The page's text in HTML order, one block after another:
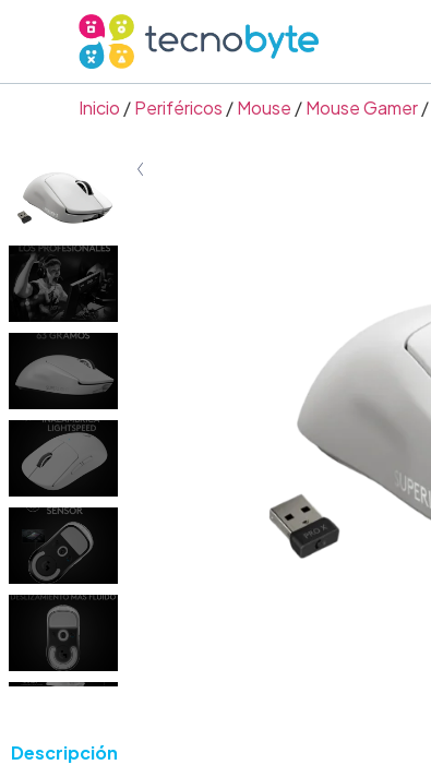
Inicio /Periféricos /Mouse /Mouse Gamer/
Descripción